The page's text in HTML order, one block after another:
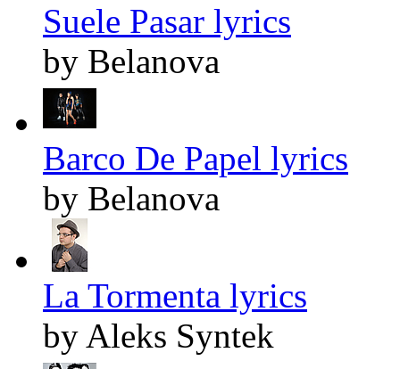
Suele Pasar lyrics
by Belanova
Barco De Papel lyrics
by Belanova
La Tormenta lyrics
by Aleks Syntek